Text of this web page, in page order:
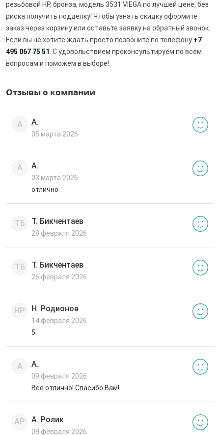
резьбовой НР, бронза, модель 3531 VIEGA по лучшей цене, без
риска получить подделку! Чтобы узнать скидку оформите
заказ через корзину или оставьте заявку на обратный звонок.
Если вы не хотите ждать просто позвоните по телефону +7
495 067 75 51. С удовольствием проконсультируем по всем
вопросам и поможем в выборе!
Отзывы о компании
А А.
05 марта 2026
А А.
03 марта 2026
отлично
ТБ Т. Бикчентаев
28 февраля 2026
ТБ Т. Бикчентаев
26 февраля 2026
НР Н. Родионов
14 февраля 2026
5
А А.
09 февраля 2026
Все отлично! Спасибо Вам!
АР А. Ролик
09 февраля 2026